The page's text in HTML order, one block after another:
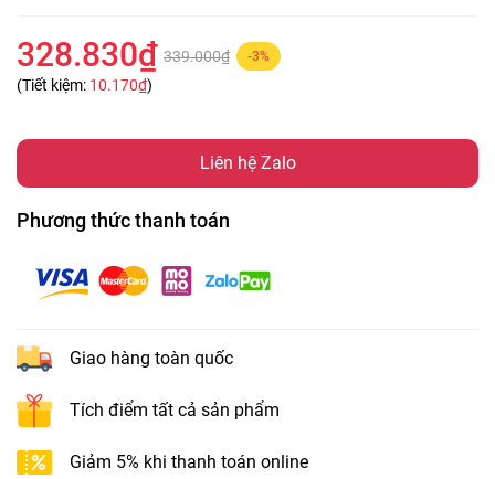
328.830₫ 339.000₫ -3%
(Tiết kiệm: 10.170₫)
Liên hệ Zalo
Phương thức thanh toán
Giao hàng toàn quốc
Tích điểm tất cả sản phẩm
Giảm 5% khi thanh toán online